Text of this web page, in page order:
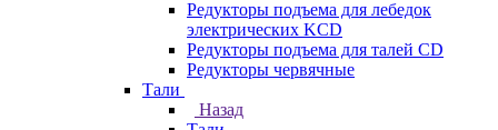
Редукторы подъема для лебедок
электрических KCD
Редукторы подъема для талей CD
Редукторы червячные
Тали
Назад